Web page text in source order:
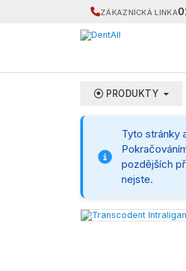
ZÁKAZNICKÁ LINKA
PRODUKTY
Tyto stránky
pozdějších
nejste.